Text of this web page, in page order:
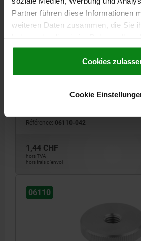
Partner führen diese Informationen
weiteren Daten zusammen, die Sie
gesammelt haben.Cookie
Datenschutz|AGB
Cookies
Cookie
INOX. NATUREL
MATÉRIAU DU CORPS DE BASE=ACIER
Référence: 06110-042
1,44 CHF
hors TVA
hors frais d’envoi
06110